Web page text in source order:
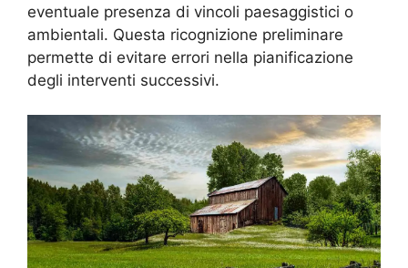
eventuale presenza di vincoli paesaggistici o
ambientali. Questa ricognizione preliminare
permette di evitare errori nella pianificazione
degli interventi successivi.